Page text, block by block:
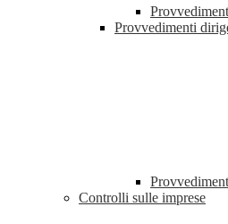
Provvedimenti
Controlli sulle imprese